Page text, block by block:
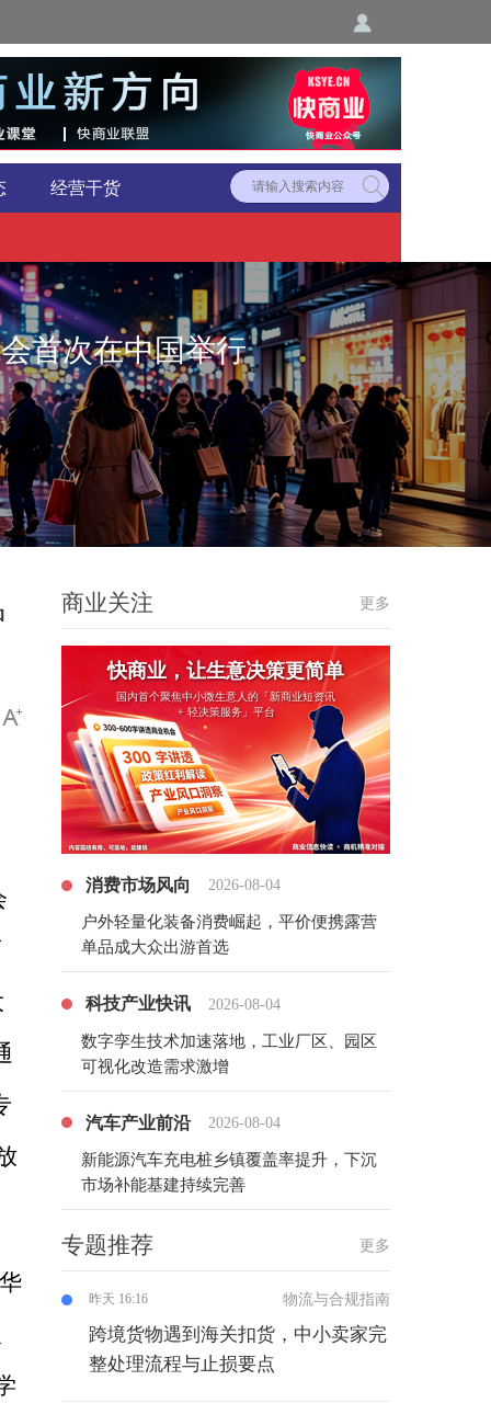
经营干货
首次在中国举行
商业关注 更多
快商业，让生意决策更简单
国内首个聚焦中小微生意人的「新商业短资讯
+ 轻决策服务」平台
消费市场风向 2026-08-04
户外轻量化装备消费崛起，平价便携露营
单品成大众出游首选
科技产业快讯 2026-08-04
数字孪生技术加速落地，工业厂区、园区
可视化改造需求激增
汽车产业前沿 2026-08-04
新能源汽车充电桩乡镇覆盖率提升，下沉
市场补能基建持续完善
专题推荐 更多
昨天 16:16 物流与合规指南
跨境货物遇到海关扣货，中小卖家完
整处理流程与止损要点